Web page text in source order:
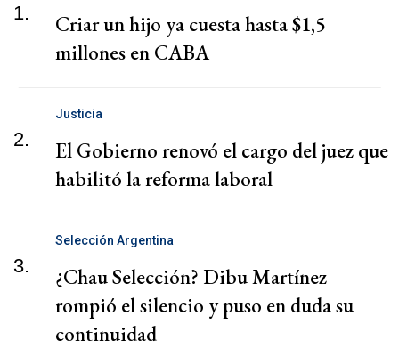
1.
Criar un hijo ya cuesta hasta $1,5
millones en CABA
2.
Justicia
El Gobierno renovó el cargo del juez que
habilitó la reforma laboral
3.
Selección Argentina
¿Chau Selección? Dibu Martínez
rompió el silencio y puso en duda su
continuidad